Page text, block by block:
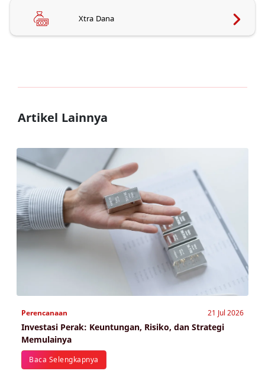
Xtra Dana
Artikel Lainnya
Perencanaan 21 Jul 2026
Investasi Perak: Keuntungan, Risiko, dan Strategi
Memulainya
Baca Selengkapnya